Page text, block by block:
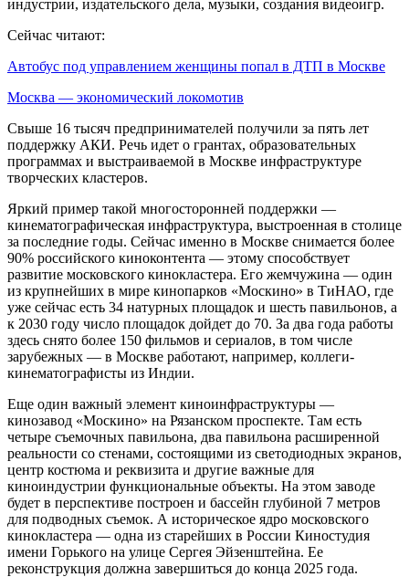
индустрии, издательского дела, музыки, создания видеоигр.
Сейчас читают:
Автобус под управлением женщины попал в ДТП в Москве
Москва — экономический локомотив
Свыше 16 тысяч предпринимателей получили за пять лет
поддержку АКИ. Речь идет о грантах, образовательных
программах и выстраиваемой в Москве инфраструктуре
творческих кластеров.
Яркий пример такой многосторонней поддержки —
кинематографическая инфраструктура, выстроенная в столице
за последние годы. Сейчас именно в Москве снимается более
90% российского киноконтента — этому способствует
развитие московского кинокластера. Его жемчужина — один
из крупнейших в мире кинопарков «Москино» в ТиНАО, где
уже сейчас есть 34 натурных площадок и шесть павильонов, а
к 2030 году число площадок дойдет до 70. За два года работы
здесь снято более 150 фильмов и сериалов, в том числе
зарубежных — в Москве работают, например, коллеги-
кинематографисты из Индии.
Еще один важный элемент киноинфраструктуры —
кинозавод «Москино» на Рязанском проспекте. Там есть
четыре съемочных павильона, два павильона расширенной
реальности со стенами, состоящими из светодиодных экранов,
центр костюма и реквизита и другие важные для
киноиндустрии функциональные объекты. На этом заводе
будет в перспективе построен и бассейн глубиной 7 метров
для подводных съемок. А историческое ядро московского
кинокластера — одна из старейших в России Киностудия
имени Горького на улице Сергея Эйзенштейна. Ее
реконструкция должна завершиться до конца 2025 года.